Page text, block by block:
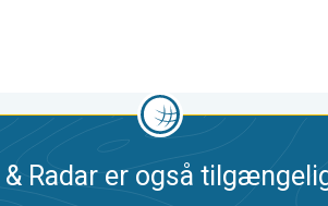
& Radar er også